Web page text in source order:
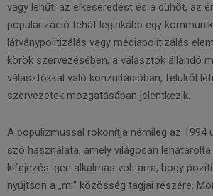
vagy lehűti az elkeseredést és a dühöt, az
popularizáció tehát leginkább egy
látványpolitizálás vagy médiapolitizálás
körök szervezésében, a választók állandó
választókkal való konzultációban, felülről
szervezetek mozgatásában jelentkezik.
A populizmussal rokonítja némileg az 1994
szó használata, amely világosan
kifejezés igen alkalmas volt arra, hogy
nyújtson a „mi” közösség tagjai részére.